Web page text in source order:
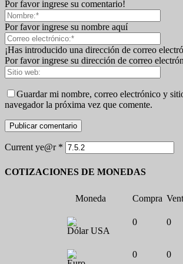
Por favor ingrese su comentario!
Por favor ingrese su nombre aquí
¡Has introducido una dirección de correo
Por favor ingrese su dirección de correo
Guardar mi nombre, correo electrónico y
navegador la próxima vez que comente.
Current ye@r *
COTIZACIONES DE MONEDAS
Moneda Compra
Dólar USA
0 0
0 0